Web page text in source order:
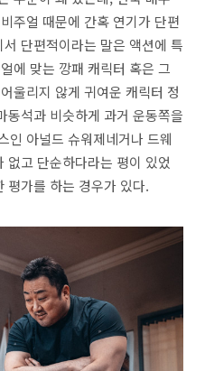
주얼 때문에 간혹 연기가 단편
단편적이라는 말은 액션에 특
에 맞는 깡패 캐릭터 혹은 그
울리지 않게 귀여운 캐릭터 정
동석과 비슷하게 과거 운동쪽을
인 아널드 슈워제네거나 드웨
없고 단순하다라는 평이 있었
평가를 하는 경우가 있다.